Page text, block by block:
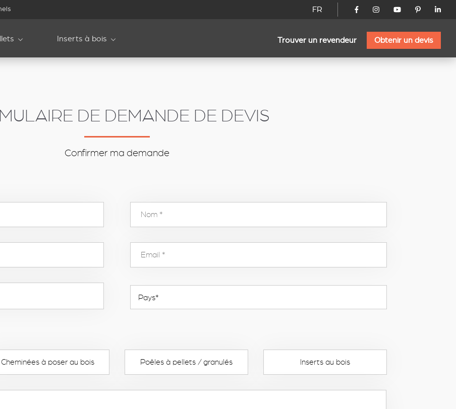
FR
Inserts à bois Trouver un revendeur Obtenir un devis
DE DEMANDE DE DEVIS
Confirmer ma demande
Cheminées à poser au bois Poêles à pellets / granulés Inserts au bois